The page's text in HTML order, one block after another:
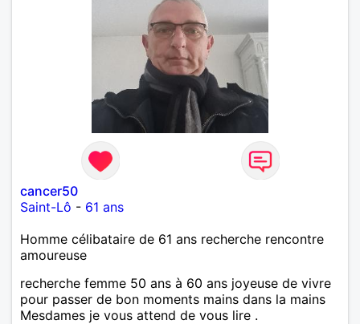
cancer50
Saint-Lô - 61 ans
Homme célibataire de 61 ans recherche rencontre
amoureuse
recherche femme 50 ans à 60 ans joyeuse de vivre
pour passer de bon moments mains dans la mains
Mesdames je vous attend de vous lire .